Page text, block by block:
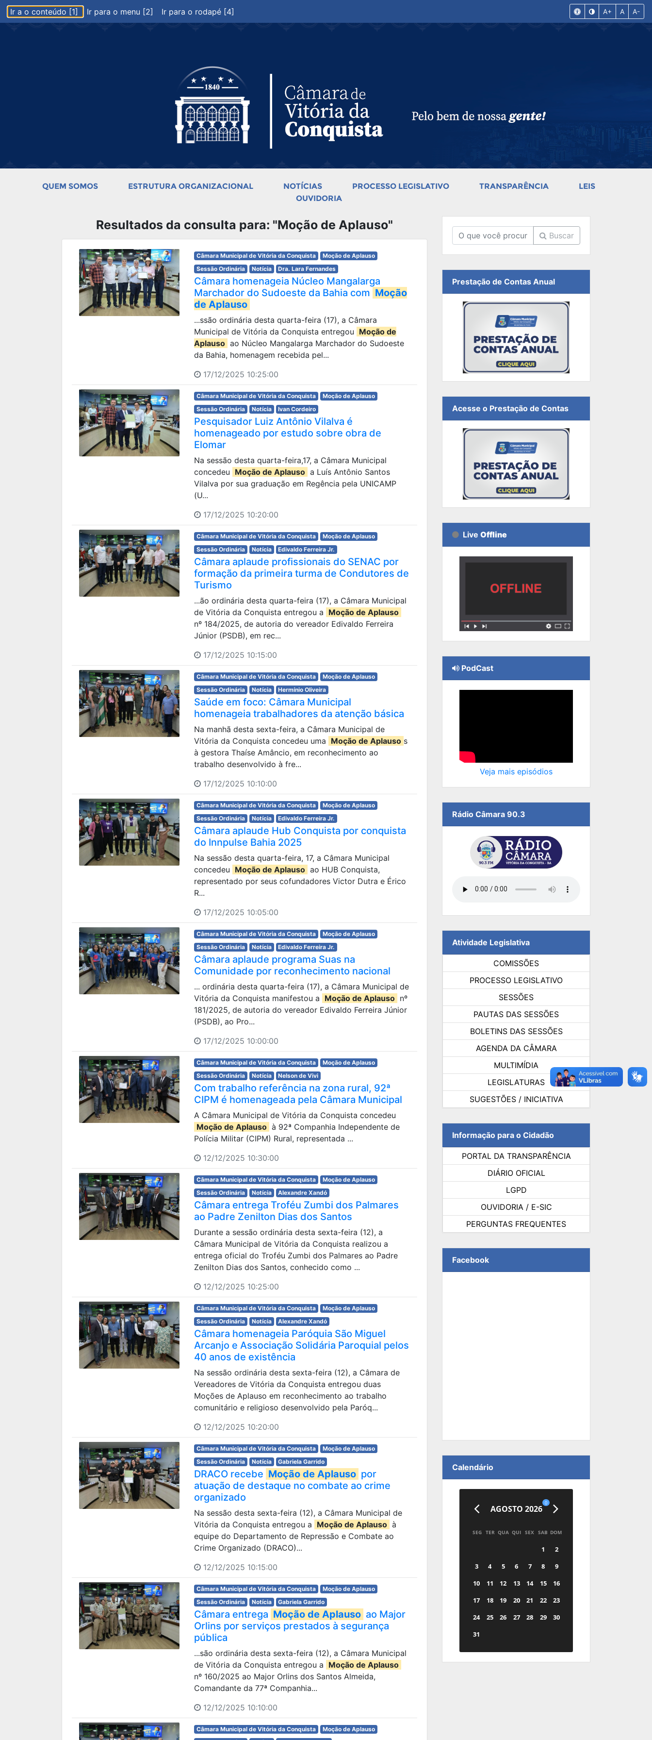
Ir a o conteúdo [1] Ir para o menu [2] Ir para o rodapé [4] A+ A A-
QUEM SOMOS ESTRUTURA ORGANIZACIONAL NOTÍCIAS PROCESSO LEGISLATIVO TRANSPARÊNCIA
LEIS
OUVIDORIA
Resultados da consulta para: "Moção de Aplauso"
Câmara Municipal de Vitória da Conquista
Moção de Aplauso
Sessão Ordinária
Notícia Dra. Lara Fernandes
Câmara homenageia Núcleo Mangalarga
Marchador do Sudoeste da Bahia com Moção
de Aplauso
...ssão ordinária desta quarta-feira (17), a Câmara
Municipal de Vitória da Conquista entregou Moção de
Aplauso ao Núcleo Mangalarga Marchador do Sudoeste
da Bahia, homenagem recebida pel...
17/12/2025 10:25:00
Câmara Municipal de Vitória da Conquista
Moção de Aplauso
Sessão Ordinária
Notícia Ivan Cordeiro
Pesquisador Luiz Antônio Vilalva é
homenageado por estudo sobre obra de
Elomar
Na sessão desta quarta-feira,17, a Câmara Municipal
concedeu Moção de Aplauso a Luís Antônio Santos
Vilalva por sua graduação em Regência pela UNICAMP
(U...
17/12/2025 10:20:00
Câmara Municipal de Vitória da Conquista
Moção de Aplauso
Sessão Ordinária
Notícia Edivaldo Ferreira Jr.
Câmara aplaude profissionais do SENAC por
formação da primeira turma de Condutores de
Turismo
...ão ordinária desta quarta-feira (17), a Câmara Municipal
de Vitória da Conquista entregou a Moção de Aplauso
nº 184/2025, de autoria do vereador Edivaldo Ferreira
Júnior (PSDB), em rec...
17/12/2025 10:15:00
Câmara Municipal de Vitória da Conquista
Moção de Aplauso
Sessão Ordinária
Notícia Hermínio Oliveira
Saúde em foco: Câmara Municipal
homenageia trabalhadores da atenção básica
Na manhã desta sexta-feira, a Câmara Municipal de
Vitória da Conquista concedeu uma Moção de Aplauso s
à gestora Thaíse Amâncio, em reconhecimento ao
trabalho desenvolvido à fre...
17/12/2025 10:10:00
Câmara Municipal de Vitória da Conquista
Moção de Aplauso
Sessão Ordinária
Notícia Edivaldo Ferreira Jr.
Câmara aplaude Hub Conquista por conquista
do Innpulse Bahia 2025
Na sessão desta quarta-feira, 17, a Câmara Municipal
concedeu Moção de Aplauso ao HUB Conquista,
representado por seus cofundadores Victor Dutra e Érico
R...
17/12/2025 10:05:00
Câmara Municipal de Vitória da Conquista
Moção de Aplauso
Sessão Ordinária
Notícia Edivaldo Ferreira Jr.
Câmara aplaude programa Suas na
Comunidade por reconhecimento nacional
... ordinária desta quarta-feira (17), a Câmara Municipal de
Vitória da Conquista manifestou a Moção de Aplauso nº
181/2025, de autoria do vereador Edivaldo Ferreira Júnior
(PSDB), ao Pro...
17/12/2025 10:00:00
Câmara Municipal de Vitória da Conquista
Moção de Aplauso
Sessão Ordinária
Notícia Nelson de Vivi
Com trabalho referência na zona rural, 92ª
CIPM é homenageada pela Câmara Municipal
A Câmara Municipal de Vitória da Conquista concedeu
Moção de Aplauso à 92ª Companhia Independente de
Polícia Militar (CIPM) Rural, representada ...
12/12/2025 10:30:00
Câmara Municipal de Vitória da Conquista
Moção de Aplauso
Sessão Ordinária
Notícia Alexandre Xandó
Câmara entrega Troféu Zumbi dos Palmares
ao Padre Zenilton Dias dos Santos
Durante a sessão ordinária desta sexta-feira (12), a
Câmara Municipal de Vitória da Conquista realizou a
entrega oficial do Troféu Zumbi dos Palmares ao Padre
Zenilton Dias dos Santos, conhecido como ...
12/12/2025 10:25:00
Câmara Municipal de Vitória da Conquista
Moção de Aplauso
Sessão Ordinária
Notícia Alexandre Xandó
Câmara homenageia Paróquia São Miguel
Arcanjo e Associação Solidária Paroquial pelos
40 anos de existência
Na sessão ordinária desta sexta-feira (12), a Câmara de
Vereadores de Vitória da Conquista entregou duas
Moções de Aplauso em reconhecimento ao trabalho
comunitário e religioso desenvolvido pela Paróq...
12/12/2025 10:20:00
Câmara Municipal de Vitória da Conquista
Moção de Aplauso
Sessão Ordinária
Notícia Gabriela Garrido
DRACO recebe Moção de Aplauso por
atuação de destaque no combate ao crime
organizado
Na sessão desta sexta-feira (12), a Câmara Municipal de
Vitória da Conquista entregou a Moção de Aplauso à
equipe do Departamento de Repressão e Combate ao
Crime Organizado (DRACO)...
12/12/2025 10:15:00
Câmara Municipal de Vitória da Conquista
Moção de Aplauso
Sessão Ordinária
Notícia Gabriela Garrido
Câmara entrega Moção de Aplauso ao Major
Orlins por serviços prestados à segurança
pública
...são ordinária desta sexta-feira (12), a Câmara Municipal
de Vitória da Conquista entregou a Moção de Aplauso
nº 160/2025 ao Major Orlins dos Santos Almeida,
Comandante da 77ª Companhia...
12/12/2025 10:10:00
Câmara Municipal de Vitória da Conquista
Moção de Aplauso
Buscar
Prestação de Contas Anual
Acesse o Prestação de Contas
Live Offline
PodCast
Veja mais episódios
Rádio Câmara 90.3
Atividade Legislativa
COMISSÕES
PROCESSO LEGISLATIVO
SESSÕES
PAUTAS DAS SESSÕES
BOLETINS DAS SESSÕES
AGENDA DA CÂMARA
MULTIMÍDIA
LEGISLATURAS
SUGESTÕES / INICIATIVA
Informação para o Cidadão
PORTAL DA TRANSPARÊNCIA
DIÁRIO OFICIAL
LGPD
OUVIDORIA / E-SIC
PERGUNTAS FREQUENTES
Facebook
Calendário
AGOSTO 2026
0
SEG TER QUA QUI SEX SAB DOM
1
2
3
4 5 6 7 8
9
10
11 12 13 14 15
16
17
18 19 20 21 22
23
24
25 26 27 28 29
30
31